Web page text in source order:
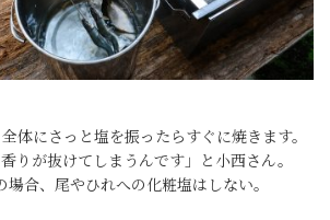
体にさっと塩を振ったらすぐに焼きます。
りが抜けてしまうんです」と小西さん。
場合、尾やひれへの化粧塩はしない。